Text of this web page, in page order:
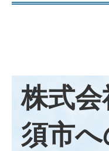
株式
須市